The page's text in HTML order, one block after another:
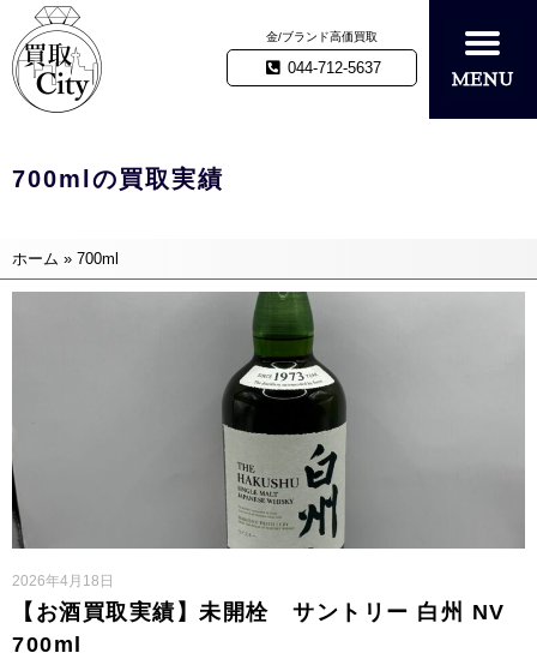
金/ブランド高価買取
044-712-5637
700mlの買取実績
ホーム » 700ml
【お酒買取実績】未開栓 サントリー 白州 NV
700ml
2026年4月18日